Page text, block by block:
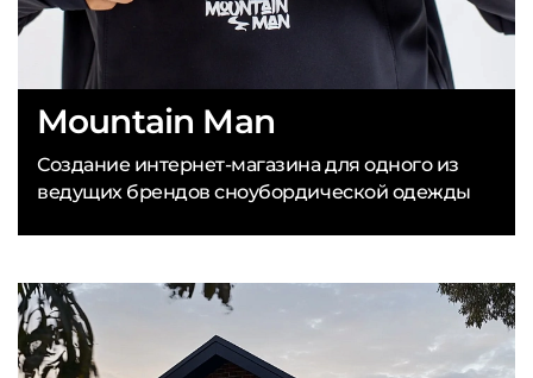
Mountain Man
Создание интернет-магазина для одного из
ведущих брендов сноубордической одежды